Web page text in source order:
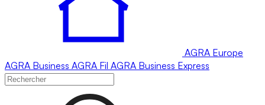
AGRA Europe
AGRA Business AGRA Fil AGRA Business Express